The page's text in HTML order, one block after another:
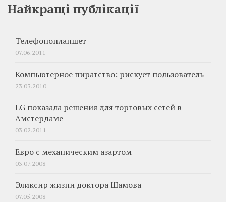
Найкращі публікації
Телефонопланшет
07.06.2011
Компьютерное пиратство: рискует пользователь
23.03.2010
LG показала решения для торговых сетей в
Амстердаме
03.02.2011
Евро с механическим азартом
03.07.2008
Эликсир жизни доктора Шамова
07.05.2008